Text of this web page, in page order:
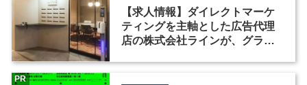
【求人情報】ダイレクトマーケ
ティングを主軸とした広告代理
店の株式会社ラインが、グラフ
PR